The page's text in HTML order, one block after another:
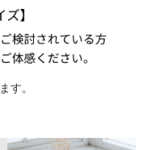
す。